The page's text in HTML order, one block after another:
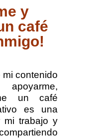
y
café
mi contenido
un café
es una
mi trabajo y